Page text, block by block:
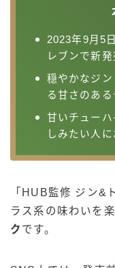
2023年9月5
レブンで新発
穏やかなジ
る甘さのある
甘いチュー
しみたい人
「HUB監修 ジン&
ラス系の味わいを楽
ク です。